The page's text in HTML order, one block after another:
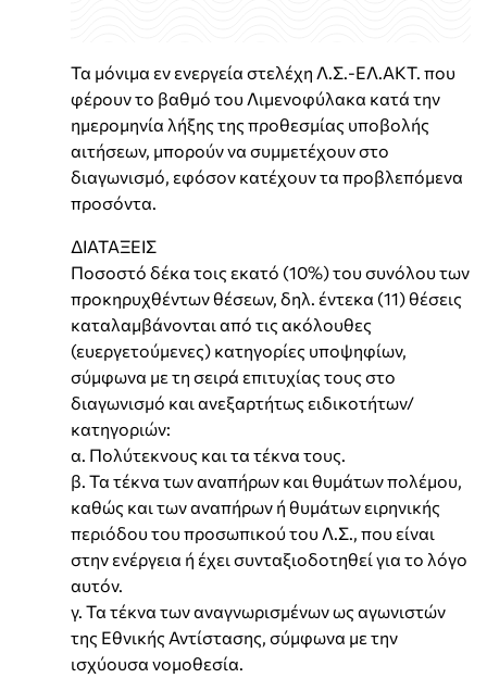
Τα μόνιμα εν ενεργεία στελέχη Λ.Σ.-ΕΛ.ΑΚΤ. που
φέρουν το βαθμό του Λιμενοφύλακα κατά την
ημερομηνία λήξης της προθεσμίας υποβολής
αιτήσεων, μπορούν να συμμετέχουν στο
διαγωνισμό, εφόσον κατέχουν τα προβλεπόμενα
προσόντα.
ΔΙΑΤΑΞΕΙΣ
Ποσοστό δέκα τοις εκατό (10%) του συνόλου των
προκηρυχθέντων θέσεων, δηλ. έντεκα (11) θέσεις
καταλαμβάνονται από τις ακόλουθες
(ευεργετούμενες) κατηγορίες υποψηφίων,
σύμφωνα με τη σειρά επιτυχίας τους στο
διαγωνισμό και ανεξαρτήτως ειδικοτήτων/
κατηγοριών:
α. Πολύτεκνους και τα τέκνα τους.
β. Τα τέκνα των αναπήρων και θυμάτων πολέμου,
καθώς και των αναπήρων ή θυμάτων ειρηνικής
περιόδου του προσωπικού του Λ.Σ., που είναι
στην ενέργεια ή έχει συνταξιοδοτηθεί για το λόγο
αυτόν.
γ. Τα τέκνα των αναγνωρισμένων ως αγωνιστών
της Εθνικής Αντίστασης, σύμφωνα με την
ισχύουσα νομοθεσία.